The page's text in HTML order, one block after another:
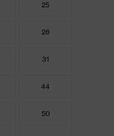
25
28
31
44
50